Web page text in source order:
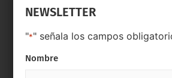
NEWSLETTER
"*" señala los campos
Nombre